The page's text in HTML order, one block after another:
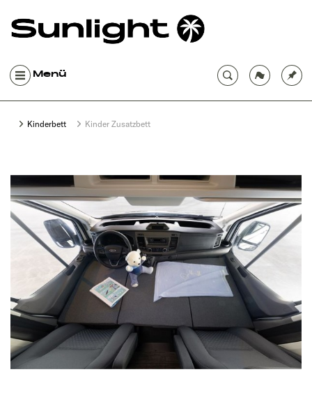
Menü
Kinderbett Kinder Zusatzbett